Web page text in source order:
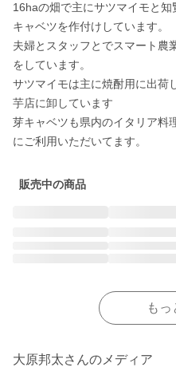
16haの畑で主にサツマイモと
キャベツを作付けしています。
夫婦とスタッフとでスマート農
をしています。
サツマイモは主に焼酎用に出荷
芋店に卸しています
芽キャベツも県内のイタリア料
にご利用いただいてます。
販売中の商品
もっ
大原邦太さんのメディア